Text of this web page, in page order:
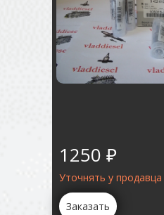
1250 ₽
Уточнять у продавца
Заказать